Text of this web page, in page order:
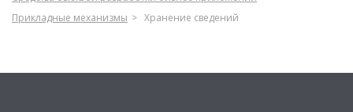
Прикладные механизмы
Хранение сведений